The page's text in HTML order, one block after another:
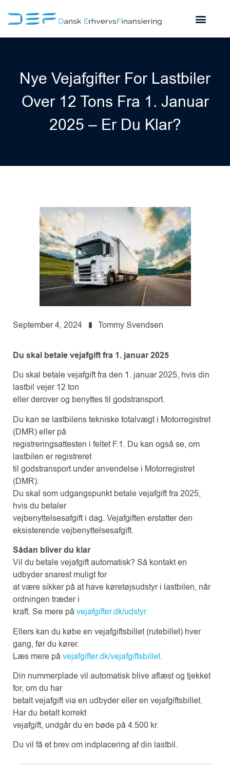
Nye Vejafgifter For Lastbiler
Over 12 Tons Fra 1. Januar
2025 – Er Du Klar?
September 4, 2024 Tommy Svendsen
Du skal betale vejafgift fra 1. januar 2025
Du skal betale vejafgift fra den 1. januar 2025, hvis din
lastbil vejer 12 ton
eller derover og benyttes til godstransport.
Du kan se lastbilens tekniske totalvægt i Motorregistret
(DMR) eller på
registreringsattesten i feltet F.1. Du kan også se, om
lastbilen er registreret
til godstransport under anvendelse i Motorregistret
(DMR).
Du skal som udgangspunkt betale vejafgift fra 2025,
hvis du betaler
vejbenyttelsesafgift i dag. Vejafgiften erstatter den
eksisterende vejbenyttelsesafgift.
Sådan bliver du klar
Vil du betale vejafgift automatisk? Så kontakt en
udbyder snarest muligt for
at være sikker på at have køretøjsudstyr i lastbilen, når
ordningen træder i
kraft. Se mere på vejafgifter.dk/udstyr.
Ellers kan du købe en vejafgiftsbillet (rutebillet) hver
gang, før du kører.
Læs mere på vejafgifter.dk/vejafgiftsbillet.
Din nummerplade vil automatisk blive aflæst og tjekket
for, om du har
betalt vejafgift via en udbyder eller en vejafgiftsbillet.
Har du betalt korrekt
vejafgift, undgår du en bøde på 4.500 kr.
Du vil få et brev om indplacering af din lastbil.